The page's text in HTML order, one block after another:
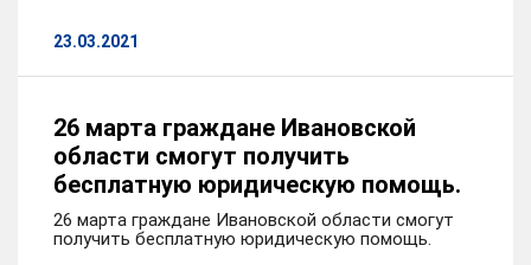
23.03.2021
26 марта граждане Ивановской
области смогут получить
бесплатную юридическую помощь.
26 марта граждане Ивановской области смогут
получить бесплатную юридическую помощь.